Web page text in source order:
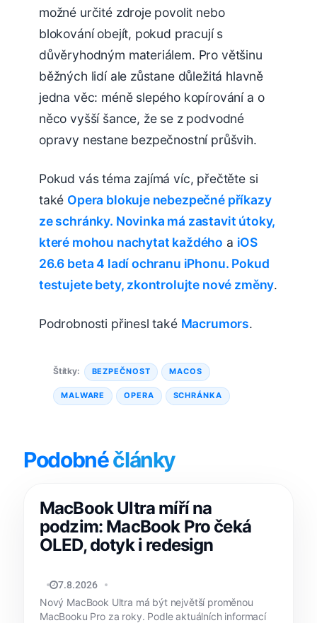
možné určité zdroje povolit nebo
blokování obejít, pokud pracují s
důvěryhodným materiálem. Pro většinu
běžných lidí ale zůstane důležitá hlavně
jedna věc: méně slepého kopírování a o
něco vyšší šance, že se z podvodné
opravy nestane bezpečnostní průšvih.
Pokud vás téma zajímá víc, přečtěte si
také Opera blokuje nebezpečné příkazy
ze schránky. Novinka má zastavit útoky,
které mohou nachytat každého a iOS
26.6 beta 4 ladí ochranu iPhonu. Pokud
testujete bety, zkontrolujte nové změny.
Podrobnosti přinesl také Macrumors.
Štítky: BEZPEČNOST MACOS
MALWARE OPERA SCHRÁNKA
Podobnéčlánky
MacBook Ultra míří na
podzim: MacBook Pro čeká
OLED, dotyk i redesign
MATYÁŠ KOZÁK
7.8.2026
Nový MacBook Ultra má být největší proměnou
MacBooku Pro za roky. Podle aktuálních informací